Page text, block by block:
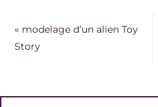
« modelage d’un alien Toy
Story